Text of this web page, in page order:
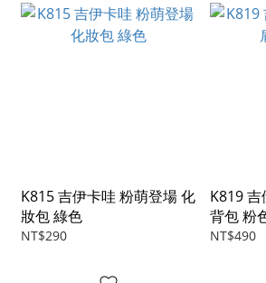
K815 吉伊卡哇 粉萌登場 化
妝包 綠色
NT$290
K819
背包 粉
NT$490